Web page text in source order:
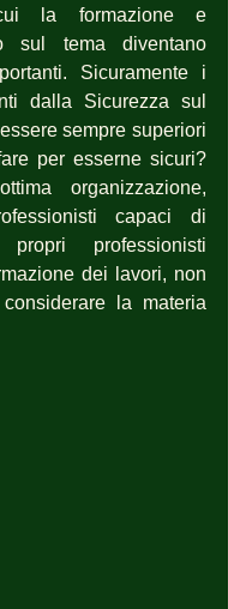
la formazione e
sul tema diventano
Sicuramente i
dalla Sicurezza sul
sempre superiori
per esserne sicuri?
organizzazione,
capaci di
professionisti
dei lavori, non
la materia